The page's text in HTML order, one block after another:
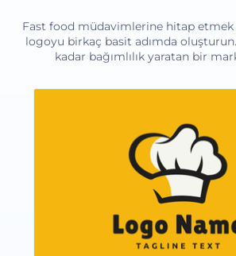
Fast food müdavimlerine hitap
logoyu birkaç basit adımda
kadar bağımlılık yaratan bir